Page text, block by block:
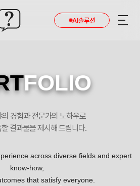
AI솔루션
FOLIO
의 경험과 전문가의 노하우로
결과물을 제시해 드립니다.
across diverse fields and expert
know-how,
that satisfy everyone.